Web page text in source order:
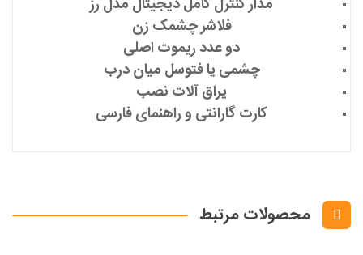
مدار کنترل کامل دیجیتال مدل رز
فلاشر چشمک زن
دو عدد ریموت اصلی
چشمی یا فتوسل میان درب
یراق آلات نصب
کارت گارانتی و راهنمای فارسی
محصولات مرتبط